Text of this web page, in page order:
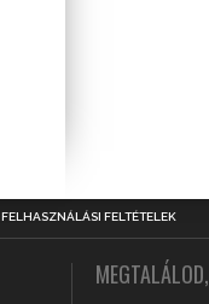
FELHASZNÁLÁSI FELTÉTELEK